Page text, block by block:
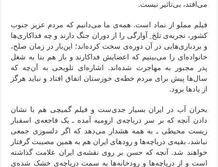
می‌افتد، بی‌تاثیر نیست.
فیلم مملو از نماد است. همه‌‌ی ما می‌دانیم که مردم عزیز جنوب
کشور، تجربه‌ی تلخ ِ آوارگی را از دوران جنگ دارند و چه فداکاری‌ها
و بردباری‌هایی در آن دوره‌ی سخت کرده‌اند؛ این‌بار در زمان صلح،
خانواده‌ای را می‌بینیم که اعضایش فداکارند و باز هم بنا به شغل
پدر مجبور به مهاجرت شده‌اند. اشاره‌ای تلویحی به آن‌چه که
سال‌ها پیش برای مردم خطه‌ی خوزستان اتفاق افتاد و نباید هرگز
از یادها برود.
بحران آب در ایران بسیار جدی‌ست و فیلم گمیچی هم با نشان
دادن آنچه که بر سر دریاچه‌ی ارومیه آمده ـ یک فاجعه‌ی اسفبار
زیست محیطی ـ به همه هشدار می‌دهد که اگر دلسوزی جمعی
نباشد، بقیه‌ی دریاچه‌ها و رودهای ایران هم به همین مصیبت گرفتار
خواهند شد. آنچه که حسن بر روی نقشه‌ی ایران علامت گذاشته
است و از دریاچه‌ها و رودخانه‌ها به سمت دریاچه‌ی خشک شده‌ی